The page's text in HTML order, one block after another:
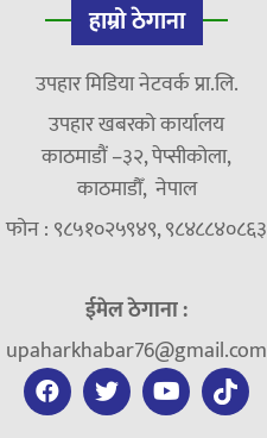
हाम्रो ठेगाना
उपहार मिडिया नेटवर्क प्रा.लि.
उपहार खबरको कार्यालय
काठमाडौं –३२, पेप्सीकोला,
काठमाडौँ, नेपाल
फोन : ९८५१०२५९४९, ९८४८८४०८६३
ईमेल ठेगाना :
upaharkhabar76@gmail.com